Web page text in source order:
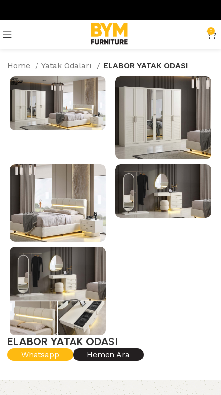
0
Home Yatak Odaları ELABOR YATAK ODASI
ELABOR YATAK ODASI
Whatsapp Hemen Ara